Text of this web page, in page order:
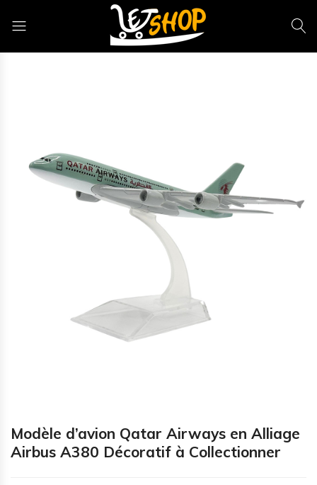
Modèle d’avion Qatar Airways en Alliage
Airbus A380 Décoratif à Collectionner